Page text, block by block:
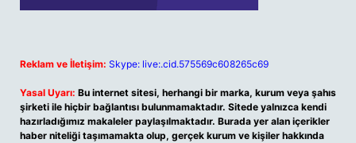
Reklam ve İletişim: Skype: live:.cid.575569c608265c69
Yasal Uyarı: Bu internet sitesi, herhangi bir marka, kurum veya şahıs
şirketi ile hiçbir bağlantısı bulunmamaktadır. Sitede yalnızca kendi
hazırladığımız makaleler paylaşılmaktadır. Burada yer alan içerikler
haber niteliği taşımamakta olup, gerçek kurum ve kişiler hakkında